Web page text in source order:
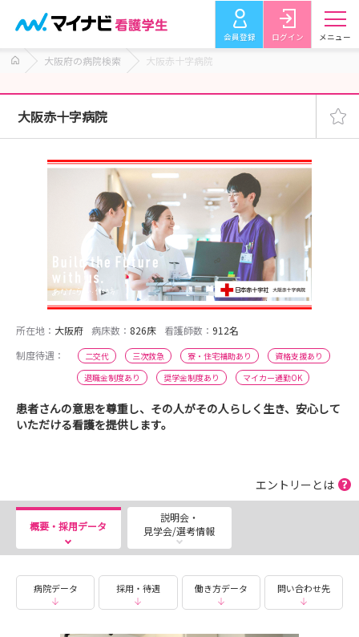
会員登録 ログイン メニュー
大阪府の病院検索 大阪赤十字病院
大阪赤十字病院
所在地： 大阪府 病床数： 826床 看護師数： 912名
制度待遇：
二交代 三次救急 寮・住宅補助あり
資格支援あり
退職金制度あり
奨学金制度あり マイカー通勤OK
患者さんの意思を尊重し、その人がその人らしく生き、安心して
いただける看護を提供します。
エントリーとは
概要・採用データ
説明会・
見学会/選考情報
病院データ 採用・待遇 働き方データ 問い合わせ先